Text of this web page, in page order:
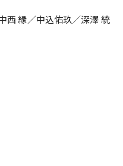
西 縁／中込佑玖／深澤 統